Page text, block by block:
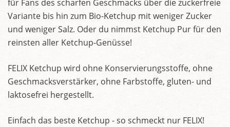
für Fans des scharfen Geschmacks über die zuckerfreie
Variante bis hin zum Bio-Ketchup mit weniger Zucker
und weniger Salz. Oder du nimmst Ketchup Pur für den
reinsten aller Ketchup-Genüsse!
FELIX Ketchup wird ohne Konservierungsstoffe, ohne
Geschmacksverstärker, ohne Farbstoffe, gluten- und
laktosefrei hergestellt.
Einfach das beste Ketchup - so schmeckt nur FELIX!